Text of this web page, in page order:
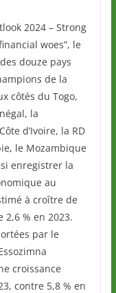
2024 – Strong
woes”, le
douze pays
de la
côtés du Togo,
la
d’Ivoire, la RD
le Mozambique
enregistrer la
au
à croître de
2,6 % en 2023.
par le
croissance
contre 5,8 % en